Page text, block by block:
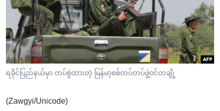
စာမျက်နှာ
သို့
ကျော်
ကြည့်
ရှာဖွေ
သုတပဒေသာ အင်္ဂလိပ်စာ
Learning English
ဗွီအိုအေ လူမှုကွန်ယက်များ
ရခိုင်ပြည်နယ်မှာ တပ်စွဲထားတဲ့ မြန်မာ့စစ်တပ်တပ်ဖွဲ့ဝင်တချို့
(Zawgyi/Unicode)